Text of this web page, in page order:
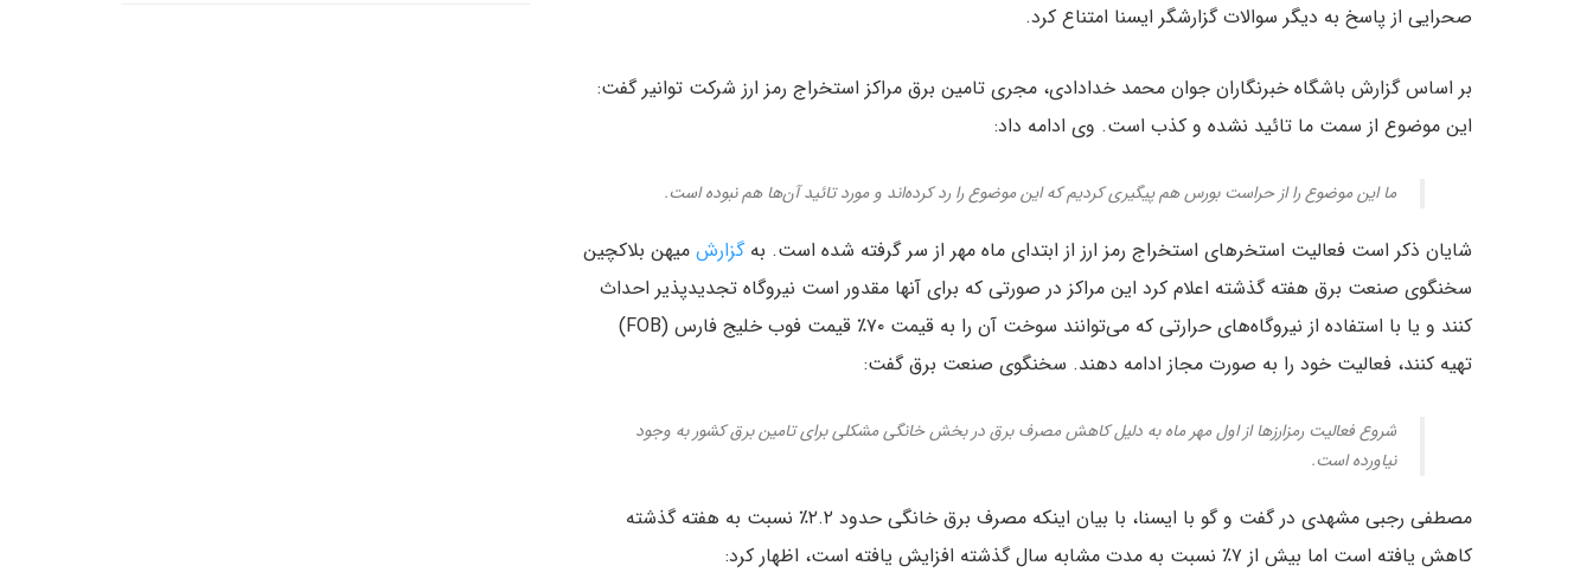
صحرایی از پاسخ به دیگر سوالات گزارشگر ایسنا امتناع کرد.
بر اساس گزارش باشگاه خبرنگاران جوان محمد خدادادی، مجری تامین برق مراکز استخراج رمز ارز شرکت توانیر گفت:
این موضوع از سمت ما تائید نشده و کذب است. وی ادامه داد:
ما این موضوع را از حراست بورس هم پیگیری کردیم که این موضوع را رد کرده‌اند و مورد تائید آن‌ها هم نبوده است.
شایان ذکر است فعالیت استخرهای استخراج رمز ارز از ابتدای ماه مهر از سر گرفته شده است. بهگزارش میهن بلاکچین
سخنگوی صنعت برق هفته گذشته اعلام کرد این مراکز در صورتی که برای آنها مقدور است نیروگاه تجدیدپذیر احداث
کنند و یا با استفاده از نیروگاه‌های حرارتی که می‌توانند سوخت آن را به قیمت ۷۰٪ قیمت فوب خلیج فارس (FOB)
تهیه کنند، فعالیت خود را به صورت مجاز ادامه دهند. سخنگوی صنعت برق گفت:
شروع فعالیت رمزارزها از اول مهر ماه به دلیل کاهش مصرف برق در بخش خانگی مشکلی برای تامین برق کشور به وجود
نیاورده است.
مصطفی رجبی مشهدی در گفت و گو با ایسنا، با بیان اینکه مصرف برق خانگی حدود ۲.۲٪ نسبت به هفته گذشته
کاهش یافته است اما بیش از ۷٪ نسبت به مدت مشابه سال گذشته افزایش یافته است، اظهار کرد: